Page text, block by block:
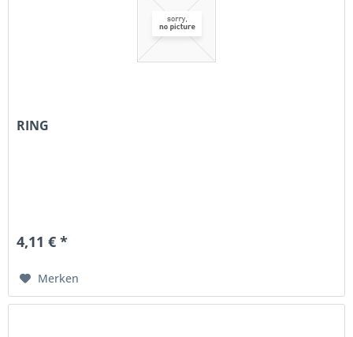
RING
4,11 € *
Merken